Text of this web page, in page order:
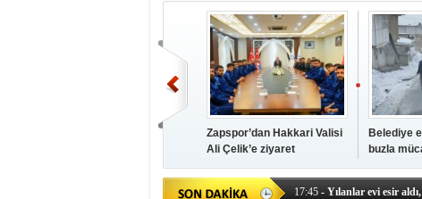
Zapspor’dan Hakkari Valisi
Ali Çelik’e ziyaret
Belediye
buzla
14:38
- Başkan Kaya, Oda
17:43 - Hakkari Cumhuriyet